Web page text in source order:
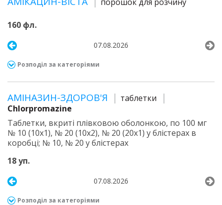
160 фл.
07.08.2026
Розподіл за категоріями
АМІНАЗИН-ЗДОРОВ'Я
таблетки
Chlorpromazine
Таблетки, вкриті плівковою оболонкою, по 100 мг
№ 10 (10х1), № 20 (10х2), № 20 (20х1) у блістерах в
коробці; № 10, № 20 у блістерах
18 уп.
07.08.2026
Розподіл за категоріями